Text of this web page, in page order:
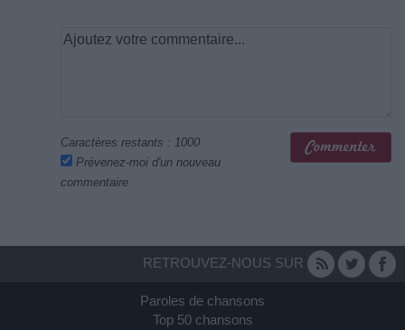
Caractères restants : 1000
Prévenez-moi d'un nouveau
commentaire
RETROUVEZ-NOUS SUR
Paroles de chansons
Top 50 chansons